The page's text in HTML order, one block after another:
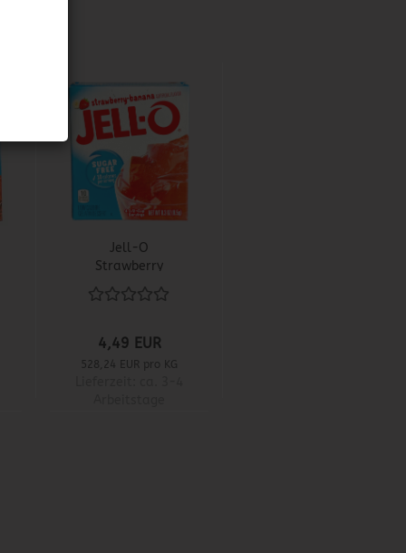
Jell-O
Strawberry
Banana Sugar
Free
4,49 EUR
528,24 EUR pro KG